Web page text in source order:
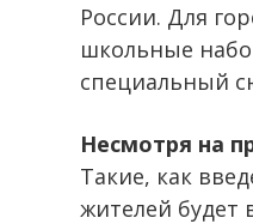
России. Для
школьные
специальный
Несмотря на
Такие, как
жителей будет